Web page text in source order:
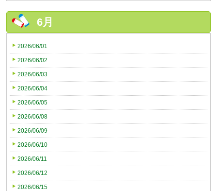
6月
2026/06/01
2026/06/02
2026/06/03
2026/06/04
2026/06/05
2026/06/08
2026/06/09
2026/06/10
2026/06/11
2026/06/12
2026/06/15